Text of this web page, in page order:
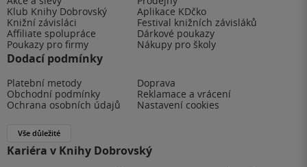
Klub Knihy Dobrovský
Aplikace KDčko
Knižní závisláci
Festival knižních závisláků
Affiliate spolupráce
Dárkové poukazy
Poukazy pro firmy
Nákupy pro školy
Dodací podmínky
Platební metody
Doprava
Obchodní podmínky
Reklamace a vrácení
Ochrana osobních údajů
Nastavení cookies
Vše důležité
Kariéra v Knihy Dobrovský